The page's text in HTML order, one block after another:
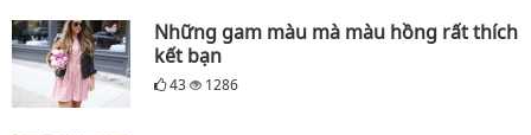
Những gam màu mà màu hồng rất thích
kết bạn
43 1286